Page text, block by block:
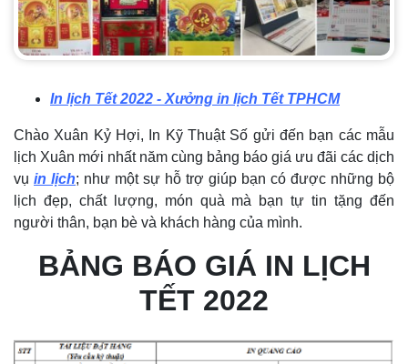
In lịch Tết 2022 - Xưởng in lịch Tết TPHCM
Chào Xuân Kỷ Hợi, In Kỹ Thuật Số gửi đến bạn các mẫu
lịch Xuân mới nhất năm cùng bảng báo giá ưu đãi các dịch
vụ in lịch; như một sự hỗ trợ giúp bạn có được những bộ
lịch đẹp, chất lượng, món quà mà bạn tự tin tặng đến
người thân, bạn bè và khách hàng của mình.
BẢNG BÁO GIÁ IN LỊCH
TẾT 2022